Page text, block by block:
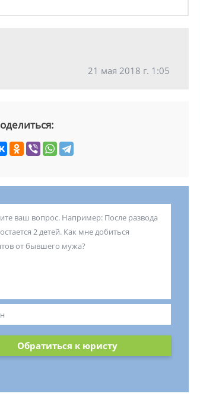
21 мая 2018 г. 1:05
Обратиться к юристу